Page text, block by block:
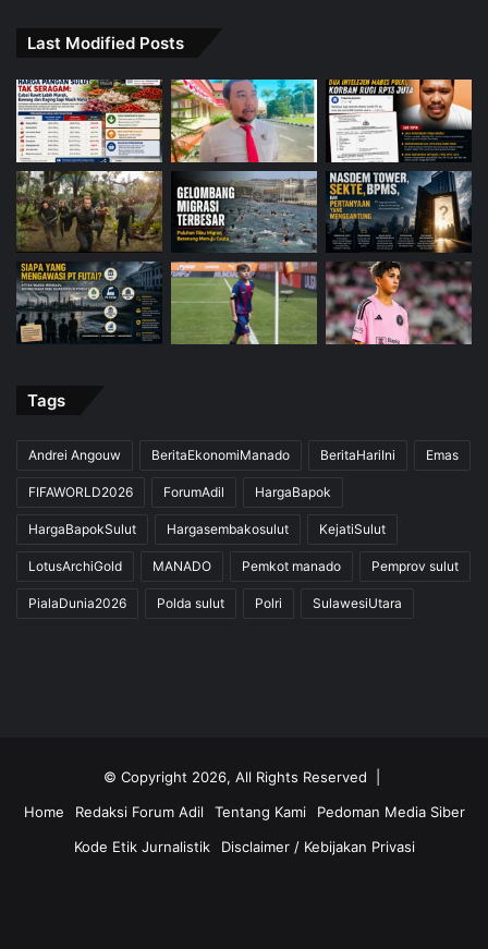
Last Modified Posts
Tags
Andrei Angouw BeritaEkonomiManado BeritaHariIni Emas
FIFAWORLD2026 ForumAdil HargaBapok
HargaBapokSulut Hargasembakosulut KejatiSulut
LotusArchiGold MANADO Pemkot manado Pemprov sulut
PialaDunia2026 Polda sulut Polri SulawesiUtara
© Copyright 2026, All Rights Reserved |
Home
Redaksi Forum Adil Tentang Kami
Pedoman Media Siber
Kode Etik Jurnalistik
Disclaimer / Kebijakan Privasi